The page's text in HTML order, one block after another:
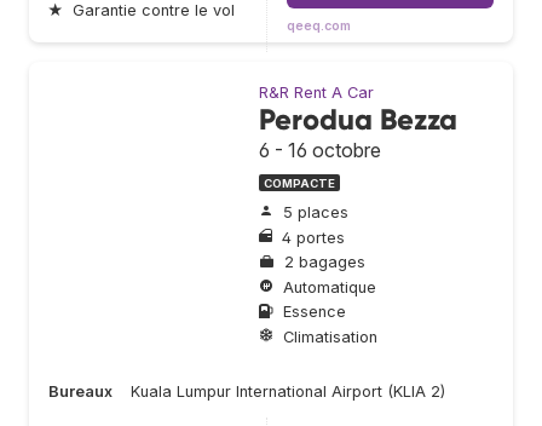
★ Garantie contre le vol
qeeq.com
R&R Rent A Car
Perodua Bezza
6 - 16 octobre
COMPACTE
5 places
4 portes
2 bagages
Automatique
Essence
Climatisation
Bureaux Kuala Lumpur International Airport (KLIA 2)